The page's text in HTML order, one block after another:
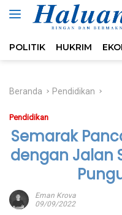
Langsung
POLITIK HUKRIM
Beranda Pendidikan
Pendidikan
Semarak
dengan Jalan
Eman Krova
09/09/2022